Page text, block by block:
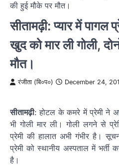
की हुई मौके पर मौत।
सीतामढ़ी: प्यार में पागल
खुद को मार ली गोली,
मौत।
रंजीता (बि०प०) December 24,
सीतामढ़ी: होटल के कमरे में प्रेमी ने
भी गोली मार ली। गोली लगने से
प्रेमी की हालात अभी गंभीर है।
प्रेमी को स्थानीय अस्पताल में भर्ती
है।